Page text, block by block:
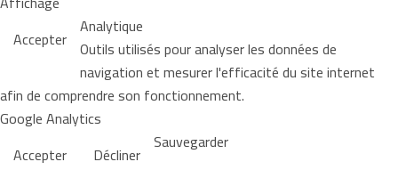
Accepter Analytique
Outils utilisés pour analyser les données de
navigation et mesurer l'efficacité du site internet
afin de comprendre son fonctionnement.
Google Analytics
Accepter
Décliner Sauvegarder